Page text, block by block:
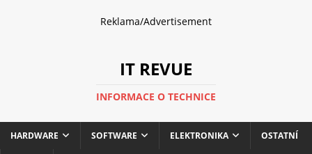
Reklama/Advertisement
IT REVUE
INFORMACE O TECHNICE
HARDWARE SOFTWARE ELEKTRONIKA OSTATNÍ